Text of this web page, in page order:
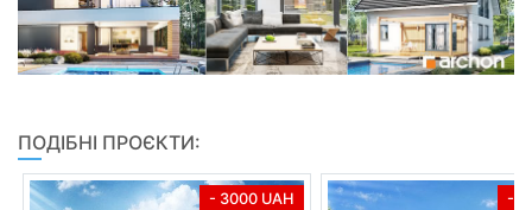
ПОДІБНІ ПРОЄКТИ:
- 3000 UAH -